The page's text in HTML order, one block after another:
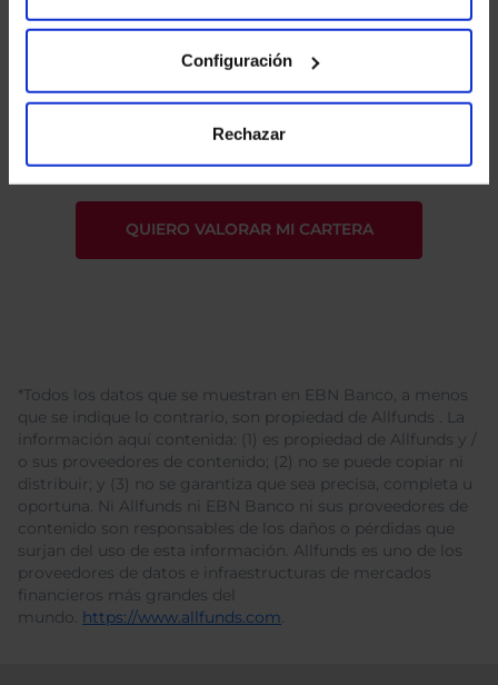
Configuración
Rechazar
tratamiento de mis datos personales.
*Todos los datos que se muestran en EBN Banco, a menos
que se indique lo contrario, son propiedad de Allfunds . La
información aquí contenida: (1) es propiedad de Allfunds y /
o sus proveedores de contenido; (2) no se puede copiar ni
distribuir; y (3) no se garantiza que sea precisa, completa u
oportuna. Ni Allfunds ni EBN Banco ni sus proveedores de
contenido son responsables de los daños o pérdidas que
surjan del uso de esta información. Allfunds es uno de los
proveedores de datos e infraestructuras de mercados
financieros más grandes del
mundo. https://www.allfunds.com.